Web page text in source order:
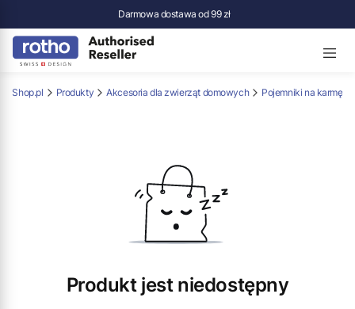
Darmowa dostawa od 99 zł
Shop.pl Produkty Akcesoria dla zwierząt domowych Pojemniki na karmę
Produkt jest niedostępny